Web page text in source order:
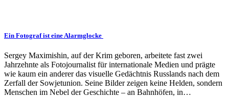
Ein Fotograf ist eine Alarmglocke
Sergey Maximishin, auf der Krim geboren, arbeitete fast zwei
Jahrzehnte als Fotojournalist für internationale Medien und prägte
wie kaum ein anderer das visuelle Gedächtnis Russlands nach dem
Zerfall der Sowjetunion. Seine Bilder zeigen keine Helden, sondern
Menschen im Nebel der Geschichte – an Bahnhöfen, in…